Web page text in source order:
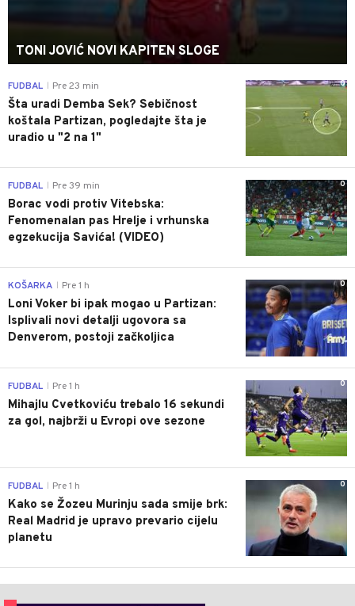
TONI JOVIĆ NOVI KAPITEN SLOGE
0
FUDBAL Pre 23 min
Šta uradi Demba Sek? Sebičnost
koštala Partizan, pogledajte šta je
uradio u "2 na 1"
0
FUDBAL Pre 39 min
Borac vodi protiv Vitebska:
Fenomenalan pas Hrelje i vrhunska
egzekucija Savića! (VIDEO)
0
KOŠARKA Pre 1 h
Loni Voker bi ipak mogao u Partizan:
Isplivali novi detalji ugovora sa
Denverom, postoji začkoljica
0
FUDBAL Pre 1 h
Mihajlu Cvetkoviću trebalo 16 sekundi
za gol, najbrži u Evropi ove sezone
0
FUDBAL Pre 1 h
Kako se Žozeu Murinju sada smije brk:
Real Madrid je upravo prevario cijelu
planetu